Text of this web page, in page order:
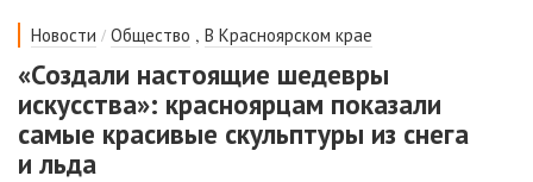
Новости / Общество , В Красноярском крае
«Создали настоящие шедевры
искусства»: красноярцам показали
самые красивые скульптуры из снега
и льда